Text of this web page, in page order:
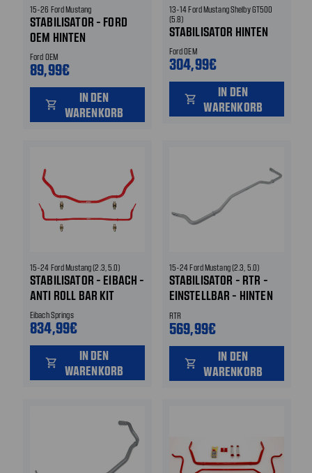
15-26 Ford Mustang
STABILISATOR - FORD
OEM HINTEN
Ford OEM
89,99€
shopping_cart
IN DEN
WARENKORB
13-14 Ford Mustang Shelby GT500
(5.8)
STABILISATOR HINTEN
Ford OEM
304,99€
shopping_cart
IN DEN
WARENKORB
15-24 Ford Mustang (2.3, 5.0)
STABILISATOR - EIBACH -
ANTI ROLL BAR KIT
Eibach Springs
834,99€
shopping_cart
IN DEN
WARENKORB
15-24 Ford Mustang (2.3, 5.0)
STABILISATOR - RTR -
EINSTELLBAR - HINTEN
HINTEN
RTR
569,99€
shopping_cart
IN DEN
WARENKORB